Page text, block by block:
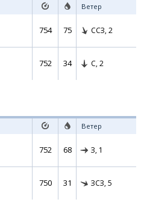
Ветер
754 75 ССЗ, 2
752 34 С, 2
Ветер
752 68 З, 1
750 31 ЗСЗ, 5